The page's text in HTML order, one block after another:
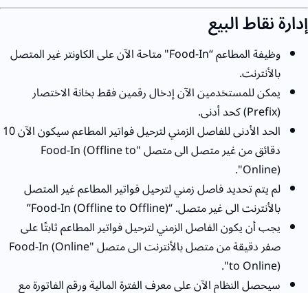
إدارة نقاط البيع
وظيفة المطاعم “Food-In" متاحة الآن على الكاونتر غير المتصل
بالأنترنت.
يمكن للمستخدمين الآن إدخال رقمين فقط بخانة الاختصار
(Prefix) كحد أدنى.
الحد الأدنى للفاصل الزمني لترحيل فواتير المطاعم سيكون الآن 10
دقائق من غير متصل الى متصل "Food-In (Offline to
Online)".
لم يتم تحديد فاصل زمني لترحيل فواتير المطاعم غير المتصل
بالأنترنت الى غير متصل. “Food-In (Offline to Offline)”
يجب أن يكون الفاصل الزمني لترحيل فواتير المطاعم ثابتًا على
صفر دقيقة من متصل بالأنترنت الى متصل "Food-In (Online
to Online)".
سيحصل النظام الآن على معرف الفترة المالية ورقم الفاتورة مع